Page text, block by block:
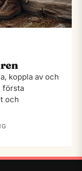
koppla av och
första
och